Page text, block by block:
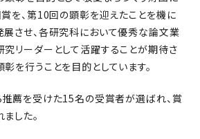
を、第10回の顕彰を迎えたことを機に
させ、各研究科において優秀な論文業
リーダーとして活躍することが期待さ
を行うことを目的としています。
薦を受けた15名の受賞者が選ばれ、賞
した。